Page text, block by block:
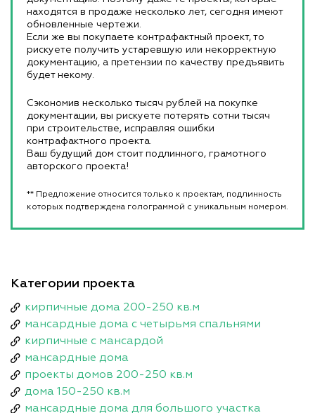
находятся в продаже несколько лет, сегодня имеют
обновленные чертежи.
Если же вы покупаете контрафактный проект, то
рискуете получить устаревшую или некорректную
документацию, а претензии по качеству предъявить
будет некому.
Сэкономив несколько тысяч рублей на покупке
документации, вы рискуете потерять сотни тысяч
при строительстве, исправляя ошибки
контрафактного проекта.
Ваш будущий дом стоит подлинного, грамотного
авторского проекта!
** Предложение относится только к проектам, подлинность
которых подтверждена голограммой с уникальным номером.
Категории проекта
кирпичные дома 200-250 кв.м
мансардные дома с четырьмя спальнями
кирпичные с мансардой
мансардные дома
проекты домов 200-250 кв.м
дома 150-250 кв.м
мансардные дома для большого участка